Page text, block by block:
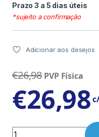
Prazo 3 a 5 dias úteis
*sujeito a confirmação
Adicionar aos desejos
€26,98 PVP Física
€26,98
Quantity